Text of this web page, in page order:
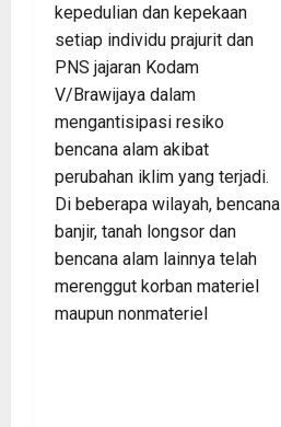
kepedulian dan kepekaan
setiap individu prajurit dan
PNS jajaran Kodam
V/Brawijaya dalam
mengantisipasi resiko
bencana alam akibat
perubahan iklim yang terjadi.
Di beberapa wilayah, bencana
banjir, tanah longsor dan
bencana alam lainnya telah
merenggut korban materiel
maupun nonmateriel